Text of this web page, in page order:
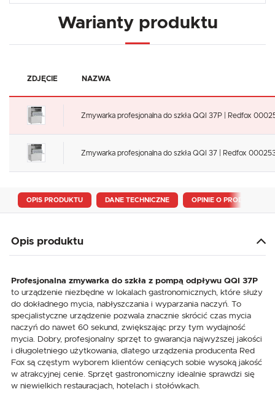
Warianty produktu
ZDJĘCIE NAZWA
Zmywarka profesjonalna do szkła QQI 37P | Redfox
Zmywarka profesjonalna do szkła QQI 37 | Redfox
OPIS PRODUKTU DANE TECHNICZNE OPINIE O PRODUKCIE
Opis produktu
Profesjonalna zmywarka do szkła z pompą odpływu QQI 37P
to urządzenie niezbędne w lokalach gastronomicznych, które służy
do dokładnego mycia, nabłyszczania i wyparzania naczyń. To
specjalistyczne urządzenie pozwala znacznie skrócić czas mycia
naczyń do nawet 60 sekund, zwiększając przy tym wydajność
mycia. Dobry, profesjonalny sprzęt to gwarancja najwyższej jakości
i długoletniego użytkowania, dlatego urządzenia producenta Red
Fox są częstym wyborem klientów ceniących sobie wysoką jakość
w atrakcyjnej cenie. Sprzęt gastronomiczny idealnie sprawdzi się
w niewielkich restauracjach, hotelach i stołówkach.